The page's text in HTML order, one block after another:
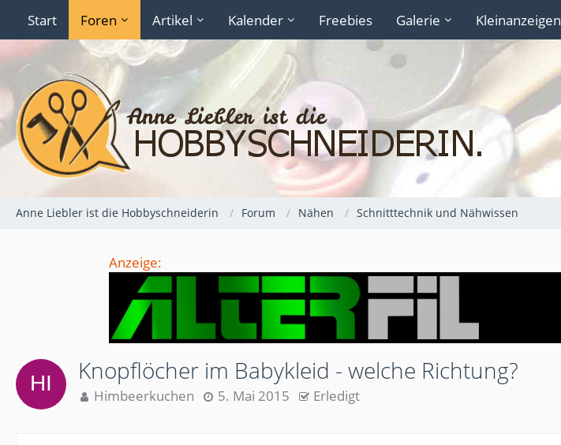
Start Foren Artikel Kalender Freebies Galerie Kleinanzeigen
Anne Liebler ist die Hobbyschneiderin Forum Nähen Schnitttechnik und Nähwissen
Anzeige:
Knopflöcher im Babykleid - welche Richtung?
Himbeerkuchen 5. Mai 2015 Erledigt